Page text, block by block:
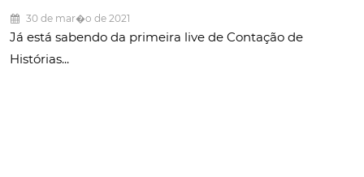
30 de mar�o de 2021
Já está sabendo da primeira live de Contação de
Histórias...